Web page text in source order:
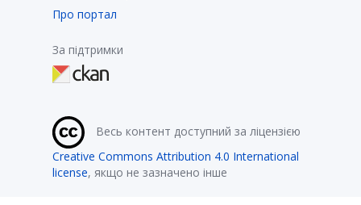
Про портал
За підтримки
Весь контент доступний за ліцензією
Creative Commons Attribution 4.0 International
license, якщо не зазначено інше